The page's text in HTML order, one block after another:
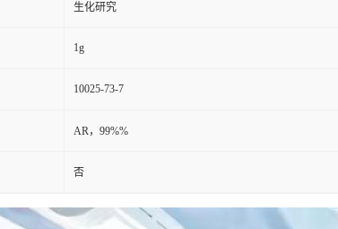
生化研究
1g
10025-73-7
AR，99%%
否